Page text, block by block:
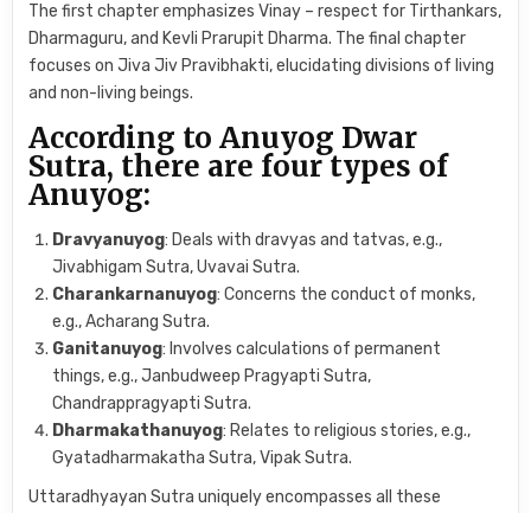
The first chapter emphasizes Vinay – respect for Tirthankars,
Dharmaguru, and Kevli Prarupit Dharma. The final chapter
focuses on Jiva Jiv Pravibhakti, elucidating divisions of living
and non-living beings.
According to Anuyog Dwar
Sutra, there are four types of
Anuyog:
Dravyanuyog: Deals with dravyas and tatvas, e.g.,
Jivabhigam Sutra, Uvavai Sutra.
Charankarnanuyog: Concerns the conduct of monks,
e.g., Acharang Sutra.
Ganitanuyog: Involves calculations of permanent
things, e.g., Janbudweep Pragyapti Sutra,
Chandrappragyapti Sutra.
Dharmakathanuyog: Relates to religious stories, e.g.,
Gyatadharmakatha Sutra, Vipak Sutra.
Uttaradhyayan Sutra uniquely encompasses all these